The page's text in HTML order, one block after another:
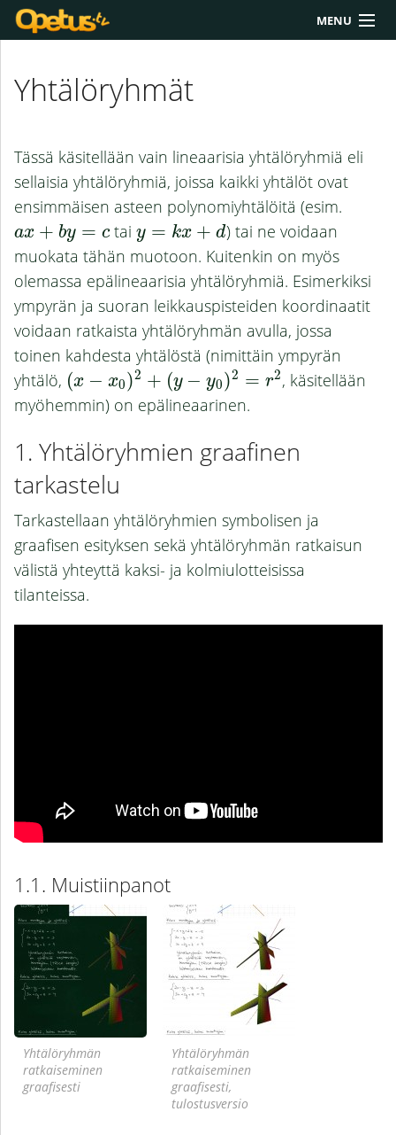
MENU
Lukio
Työkalut
Extrat
Chat
Yhtälöryhmät
Tässä käsitellään vain lineaarisia yhtälöryhmiä eli
sellaisia yhtälöryhmiä, joissa kaikki yhtälöt ovat
ensimmäisen asteen polynomiyhtälöitä (esim.
ax + by = c
ax+ by =c taiy = kx + d
y=kx +d
) tai ne voidaan
muokata tähän muotoon. Kuitenkin on myös
olemassa epälineaarisia yhtälöryhmiä. Esimerkiksi
ympyrän ja suoran leikkauspisteiden koordinaatit
voidaan ratkaista yhtälöryhmän avulla, jossa
toinen kahdesta yhtälöstä (nimittäin ympyrän
yhtälö, (x − x0)2 + (y − y0)2 = r2
(x− x0 )2+(y− y0 )2= r2
, käsitellään
myöhemmin) on epälineaarinen.
Yhtälöryhmien graafinen
tarkastelu
Tarkastellaan yhtälöryhmien symbolisen ja
graafisen esityksen sekä yhtälöryhmän ratkaisun
välistä yhteyttä kaksi- ja kolmiulotteisissa
tilanteissa.
Muistiinpanot
Yhtälöryhmän
ratkaiseminen
graafisesti
Yhtälöryhmän
ratkaiseminen
graafisesti,
tulostusversio